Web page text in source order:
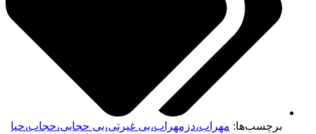
برچسب‌ها: مهراب،دزمهراب،بی غیرتی،بی حجابی،حجاب،حیا